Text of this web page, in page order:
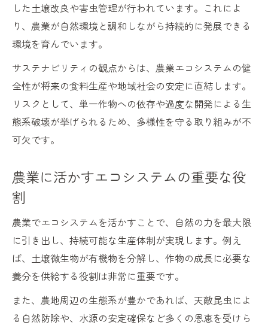
した土壌改良や害虫管理が行われています。これによ
り、農業が自然環境と調和しながら持続的に発展できる
環境を育んでいます。
サステナビリティの観点からは、農業エコシステムの健
全性が将来の食料生産や地域社会の安定に直結します。
リスクとして、単一作物への依存や過度な開発による生
態系破壊が挙げられるため、多様性を守る取り組みが不
可欠です。
農業に活かすエコシステムの重要な役
割
農業でエコシステムを活かすことで、自然の力を最大限
に引き出し、持続可能な生産体制が実現します。例え
ば、土壌微生物が有機物を分解し、作物の成長に必要な
養分を供給する役割は非常に重要です。
また、農地周辺の生態系が豊かであれば、天敵昆虫によ
る自然防除や、水源の安定確保など多くの恩恵を受けら